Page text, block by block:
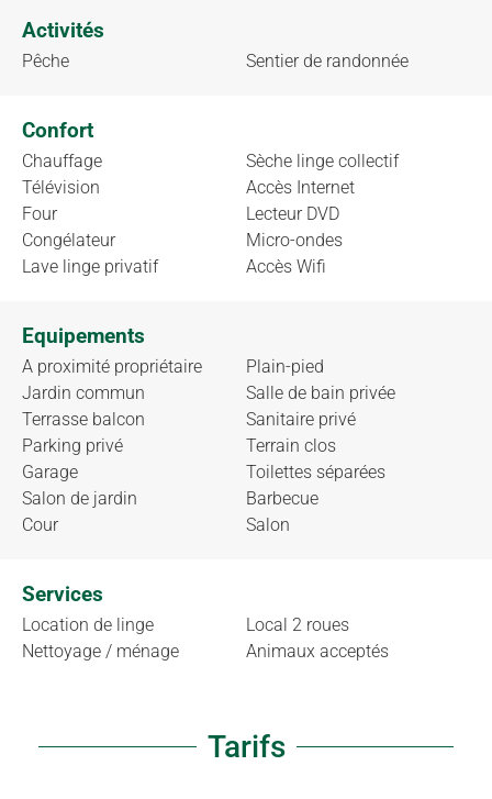
Activités
Pêche Sentier de randonnée
Confort
Chauffage
Télévision
Four
Congélateur
Lave linge privatif
Sèche linge collectif
Accès Internet
Lecteur DVD
Micro-ondes
Accès Wifi
Equipements
A proximité propriétaire
Jardin commun
Terrasse balcon
Parking privé
Garage
Salon de jardin
Cour
Plain-pied
Salle de bain privée
Sanitaire privé
Terrain clos
Toilettes séparées
Barbecue
Salon
Services
Location de linge
Nettoyage / ménage
Local 2 roues
Animaux acceptés
Tarifs